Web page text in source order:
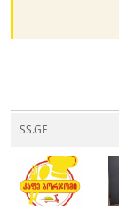
SS.GE